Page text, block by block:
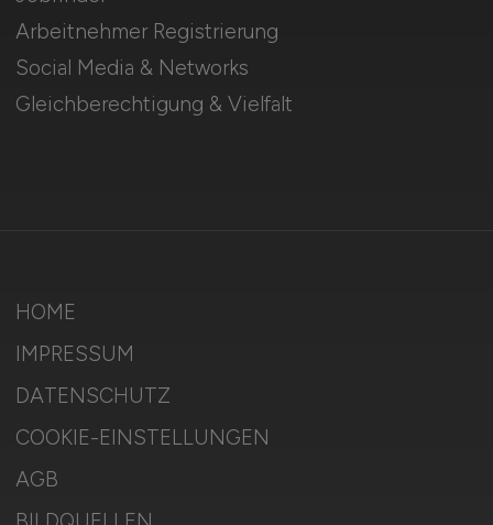
Arbeitnehmer Registrierung
Social Media & Networks
Gleichberechtigung & Vielfalt
HOME
IMPRESSUM
DATENSCHUTZ
COOKIE-EINSTELLUNGEN
AGB